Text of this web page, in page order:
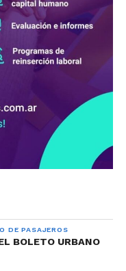
DE PASAJEROS
BOLETO URBANO